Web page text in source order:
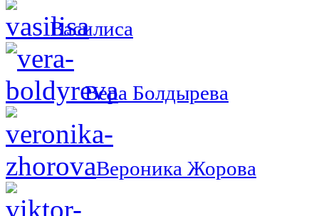
Василиса
Вера Болдырева
Вероника Жорова